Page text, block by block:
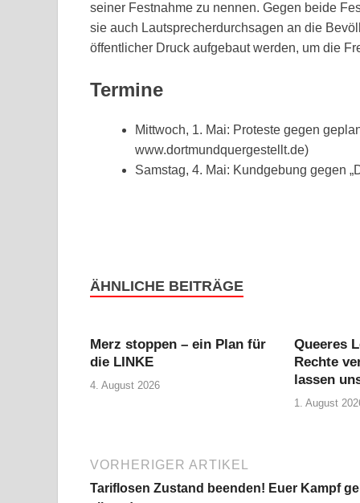
seiner Festnahme zu nennen. Gegen beide
sie auch Lautsprecherdurchsagen an die
öffentlicher Druck aufgebaut werden, um die
Termine
Mittwoch, 1. Mai: Proteste gegen
www.dortmundquergestellt.de)
Samstag, 4. Mai: Kundgebung gegen
ÄHNLICHE BEITRÄGE
Merz stoppen – ein Plan für
die LINKE
4. August 2026
Queeres
Rechte
lassen
1. August
VORHERIGER ARTIKEL
Tariflosen Zustand beenden! Euer Kampf